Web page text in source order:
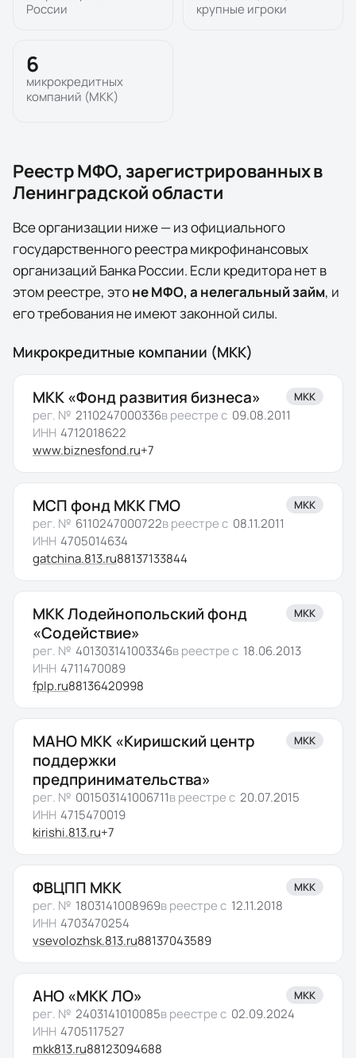
России
крупные игроки
6
микрокредитных
компаний (МКК)
Реестр МФО, зарегистрированных в
Ленинградской области
Все организации ниже — из официального
государственного реестра микрофинансовых
организаций Банка России. Если кредитора нет в
этом реестре, этоне МФО, а нелегальный займ, и
его требования не имеют законной силы.
Микрокредитные компании (МКК)
МКК «Фонд развития бизнеса» МКК
рег. № 2110247000336в реестре с 09.08.2011
ИНН 4712018622
www.biznesfond.ru+7
МСП фонд МКК ГМО МКК
рег. № 6110247000722в реестре с 08.11.2011
ИНН 4705014634
gatchina.813.ru88137133844
МКК Лодейнопольский фонд
«Содействие»
МКК
рег. № 401303141003346в реестре с 18.06.2013
ИНН 4711470089
fplp.ru88136420998
МАНО МКК «Киришский центр
поддержки
предпринимательства»
МКК
рег. № 001503141006711в реестре с 20.07.2015
ИНН 4715470019
kirishi.813.ru+7
ФВЦПП МКК МКК
рег. № 1803141008969в реестре с 12.11.2018
ИНН 4703470254
vsevolozhsk.813.ru88137043589
АНО «МКК ЛО» МКК
рег. № 2403141010085в реестре с 02.09.2024
ИНН 4705117527
mkk813.ru88123094688